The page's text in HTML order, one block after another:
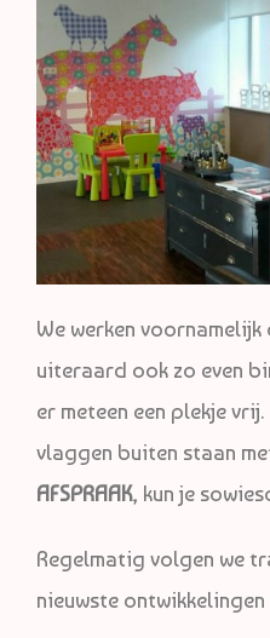
We werken
uiteraard ook zo even
er meteen een plekje
vlaggen buiten staan
AFSPRAAK, kun je
Regelmatig volgen we
nieuwste